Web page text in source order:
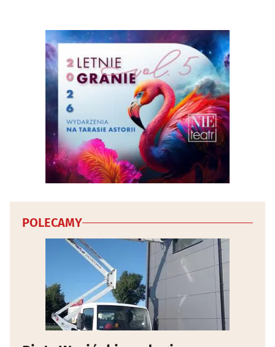
Telefony, telefaksy, urządzenia łączności(1)
Tytoń, artykuły tytoniowe(17)
Wojskowe artykuły, militaria(2)
Wyposażenie salonów kosmetycznych i fryzjerskich
Wyposażenie sklepów(6)
Zabawki(10)
Zoologiczne sklepy(22)
POLECAMY